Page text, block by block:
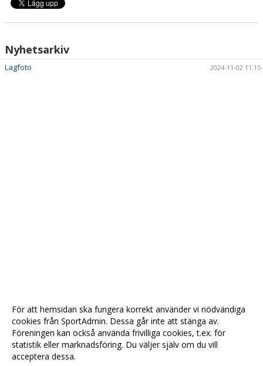
Nyhetsarkiv
Lagfoto 2024-11-02 11:15
För att hemsidan ska fungera korrekt använder vi nödvändiga
cookies från SportAdmin. Dessa går inte att stänga av.
Föreningen kan också använda frivilliga cookies, t.ex. för
statistik eller marknadsföring. Du väljer själv om du vill
acceptera dessa.